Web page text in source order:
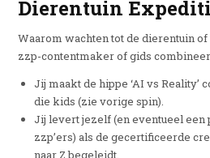
Dierentuin
Waarom wachten tot de dierentuin
zzp-contentmaker of gids
Jij maakt de hippe ‘AI vs Reality’
die kids (zie vorige spin).
Jij levert jezelf (en eventueel een
zzp’ers) als de gecertificeerde